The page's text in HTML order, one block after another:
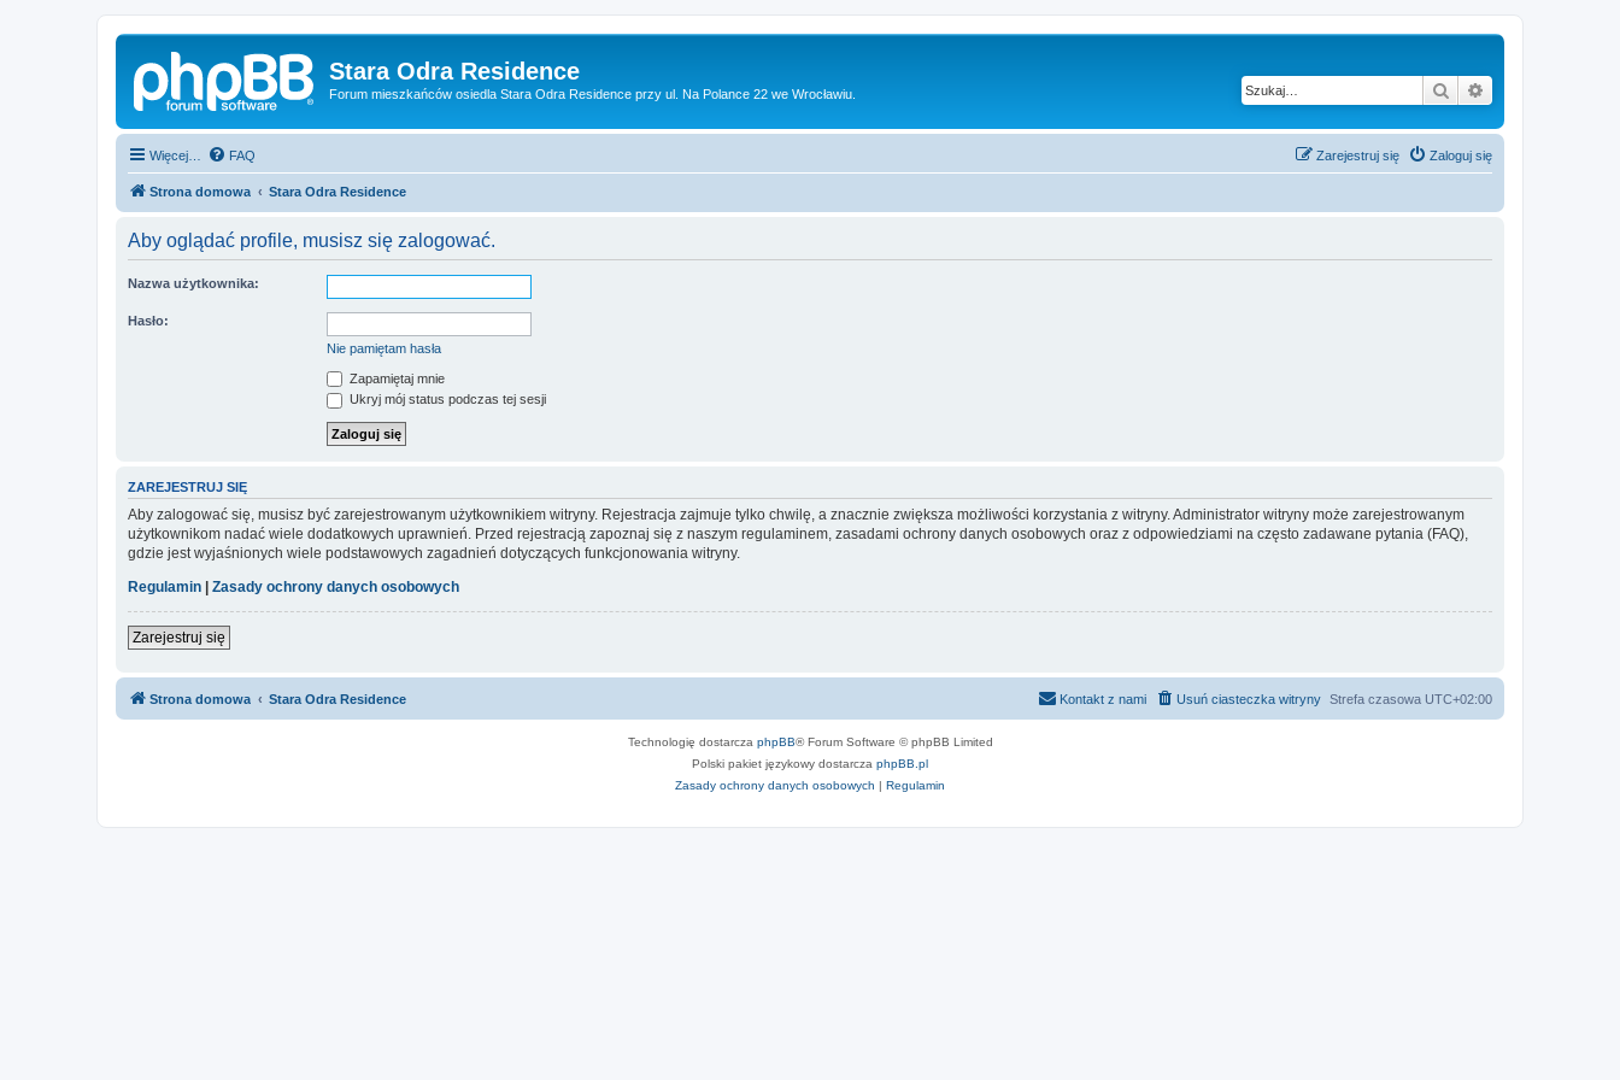
Stara Odra Residence
Forum mieszkańców osiedla Stara Odra Residence przy ul. Na Polance 22 we Wrocławiu. Szukaj
Więcej… FAQ Zaloguj się
Zarejestruj się
Strona domowa Stara Odra Residence
Aby oglądać profile, musisz się zalogować.
Nazwa użytkownika:
Hasło:
Nie pamiętam hasła
Zapamiętaj mnie
Ukryj mój status podczas tej sesji
ZAREJESTRUJ SIĘ
Aby zalogować się, musisz być zarejestrowanym użytkownikiem witryny. Rejestracja zajmuje tylko chwilę, a znacznie zwiększa możliwości korzystania z witryny. Administrator witryny może zarejestrowanym
użytkownikom nadać wiele dodatkowych uprawnień. Przed rejestracją zapoznaj się z naszym regulaminem, zasadami ochrony danych osobowych oraz z odpowiedziami na często zadawane pytania (FAQ),
gdzie jest wyjaśnionych wiele podstawowych zagadnień dotyczących funkcjonowania witryny.
Regulamin
Zasady ochrony danych osobowych
Zarejestruj się
Strona domowa Stara Odra Residence Strefa czasowa UTC+02:00
Usuń ciasteczka witryny
Kontakt z nami
Technologię dostarcza phpBB® Forum Software © phpBB Limited
Polski pakiet językowy dostarcza phpBB.pl
Zasady ochrony danych osobowych | Regulamin